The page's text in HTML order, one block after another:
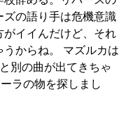
ズの語り手は危機意識
がイイんだけど、それ
からね。 マズルカは
別の曲が出てきちゃ
ラの物を探しまし